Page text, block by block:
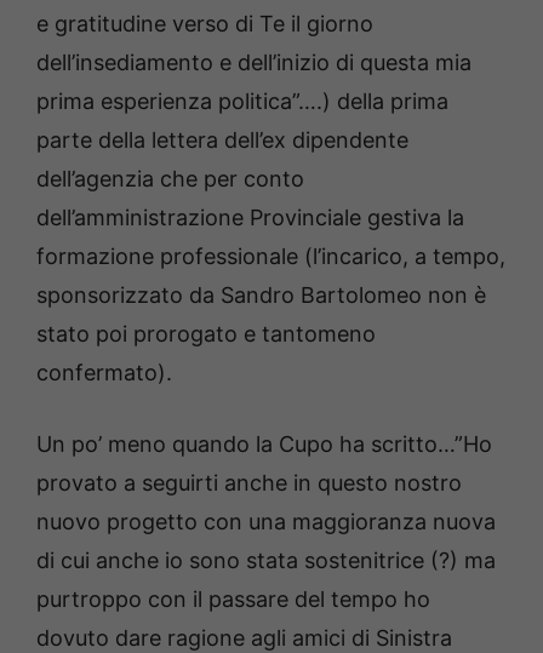
e gratitudine verso di Te il giorno
dell’insediamento e dell’inizio di questa mia
prima esperienza politica”….) della prima
parte della lettera dell’ex dipendente
dell’agenzia che per conto
dell’amministrazione Provinciale gestiva la
formazione professionale (l’incarico, a tempo,
sponsorizzato da Sandro Bartolomeo non è
stato poi prorogato e tantomeno
confermato).
Un po’ meno quando la Cupo ha scritto…”Ho
provato a seguirti anche in questo nostro
nuovo progetto con una maggioranza nuova
di cui anche io sono stata sostenitrice (?) ma
purtroppo con il passare del tempo ho
dovuto dare ragione agli amici di Sinistra